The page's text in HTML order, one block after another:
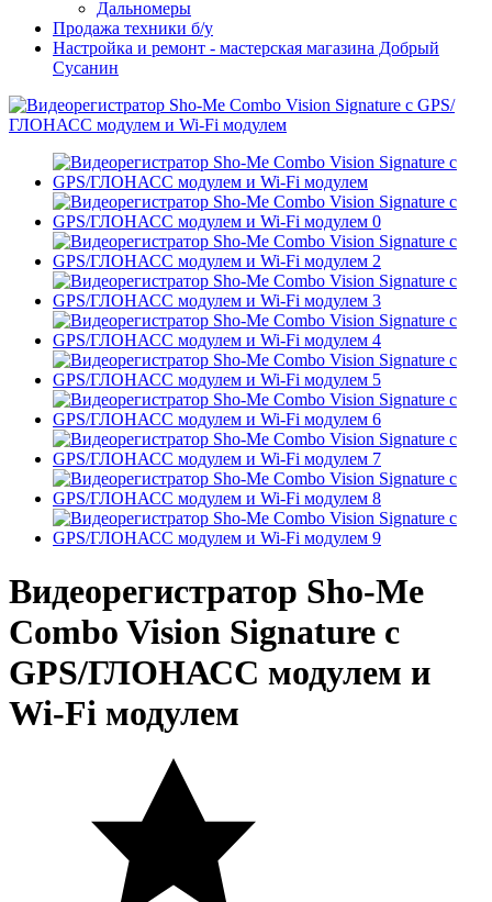
Дальномеры
Продажа техники б/у
Настройка и ремонт - мастерская магазина Добрый
Сусанин
Видеорегистратор Sho-Me
Combo Vision Signature с
GPS/ГЛОНАСС модулем и
Wi-Fi модулем